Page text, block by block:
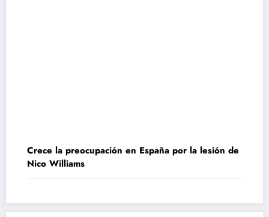
Crece la preocupación en España por la lesión de
Nico Williams